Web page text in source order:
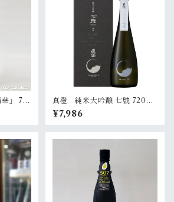
」 72
真澄 純米大吟醸 七號 720ml
（化粧箱入）
¥7,986